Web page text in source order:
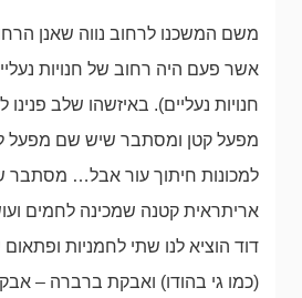
משם המשכנו לרחוב נווה שאנן
חנויות נעליים). באיזשהו שלב
מפעל קטן ומסתבר שיש שם מפעל
למכונות חיתוך עור אבל… מסתבר
אריתראית קטנה שמכינה לחמים
דוד הוציא לנו שתי לחמניות
(כמו גי בהודו) ואבקת ברברה –